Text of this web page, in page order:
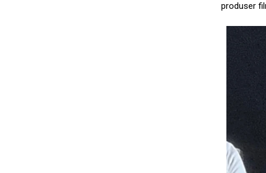
produser